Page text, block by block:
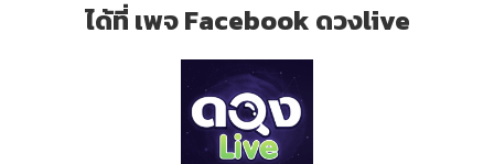
ได้ที่ เพจ Facebook ดวงlive